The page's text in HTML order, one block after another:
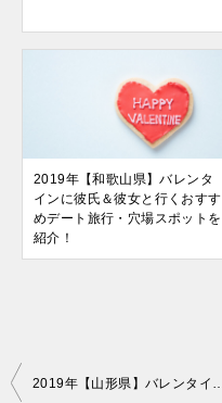
2019年【和歌山県】バレンタ
インに彼氏＆彼女と行くおすす
めデート旅行・穴場スポットを
紹介！
投